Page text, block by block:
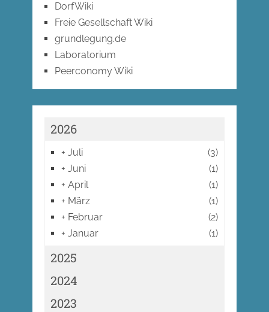
DorfWiki
Freie Gesellschaft Wiki
grundlegung.de
Laboratorium
Peerconomy Wiki
2026
+ Juli
(3)
+ Juni
(1)
+ April
(1)
+ März
(1)
+ Februar
(2)
+ Januar (1)
2025
2024
2023